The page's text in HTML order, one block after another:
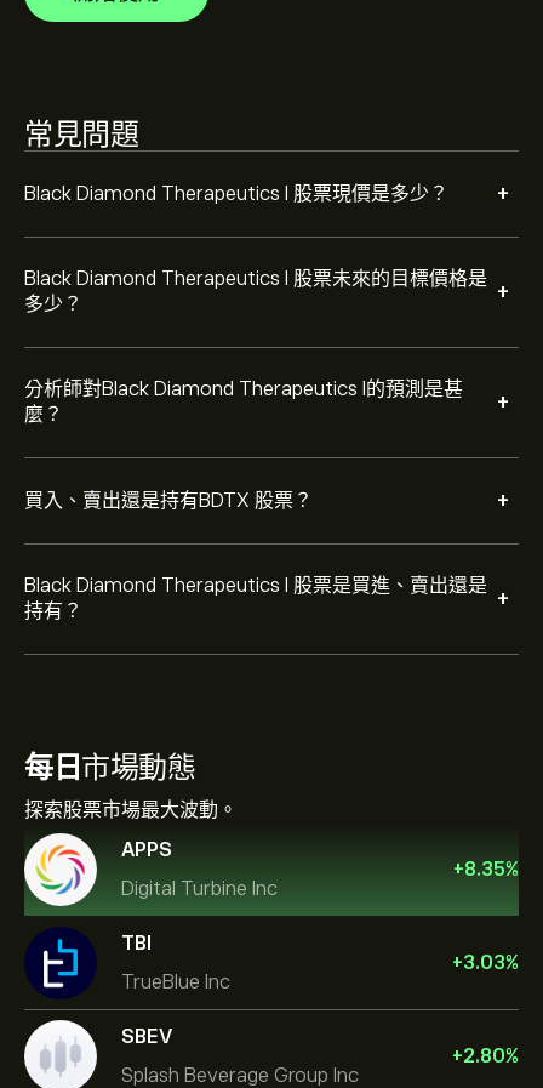
常見問題
Black Diamond Therapeutics I 股票現價是多少？ +
Black Diamond Therapeutics I 股票未來的目標價格是
多少？
+
分析師對Black Diamond Therapeutics I的預測是甚
麼？
+
買入、賣出還是持有BDTX 股票？ +
Black Diamond Therapeutics I 股票是買進、賣出還是
持有？
+
為 大量買入。
每日 市場動態
探索股票市場最大波動。
APPS
Digital Turbine Inc
+8.35%
TBI
TrueBlue Inc
+3.03%
SBEV
Splash Beverage Group Inc
+2.80%